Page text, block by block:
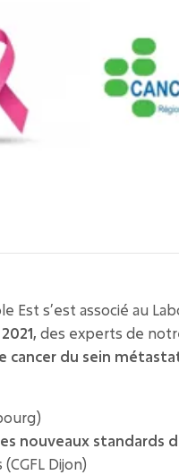
Est s’est associé au
des experts de
cancer du sein
nouveaux standards
Dijon)